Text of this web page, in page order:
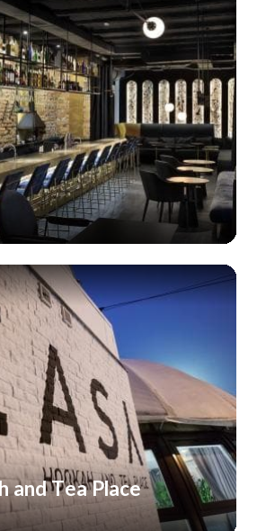
and Tea Place